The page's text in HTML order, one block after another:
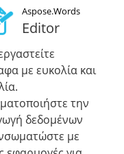
Aspose.Words
Editor
με ευκολία και
την
δεδομένων
με